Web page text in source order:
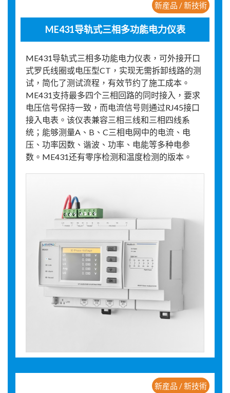
新産品 / 新技術
ME431导轨式三相多功能电力仪表
ME431导轨式三相多功能电力仪表，可外接开口
式罗氏线圈或电压型CT，实现无需拆卸线路的测
试，简化了测试流程，有效节约了施工成本。
ME431支持最多四个三相回路的同时接入，要求
电压信号保持一致，而电流信号则通过RJ45接口
接入电表。该仪表兼容三相三线和三相四线系
统；能够测量A、B、C三相电网中的电流、电
压、功率因数、谐波、功率、电能等多种电参
数。ME431还有零序检测和温度检测的版本。
新産品 / 新技術